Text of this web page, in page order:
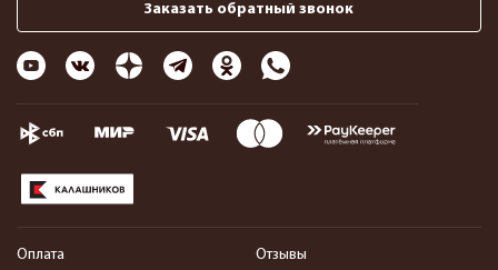
Заказать обратный звонок
Оплата Отзывы